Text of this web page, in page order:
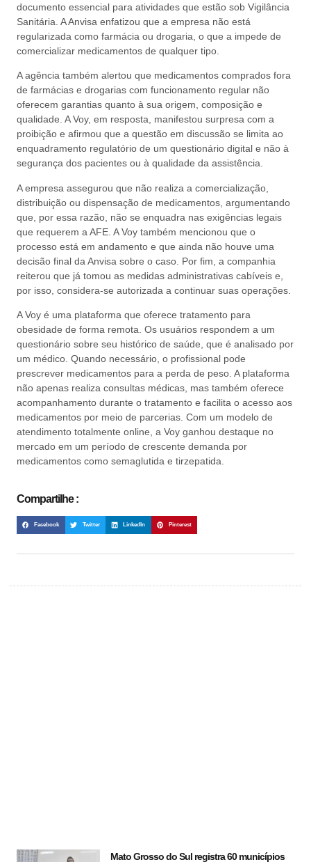
documento essencial para atividades que estão sob Vigilância
Sanitária. A Anvisa enfatizou que a empresa não está
regularizada como farmácia ou drogaria, o que a impede de
comercializar medicamentos de qualquer tipo.
A agência também alertou que medicamentos comprados fora
de farmácias e drogarias com funcionamento regular não
oferecem garantias quanto à sua origem, composição e
qualidade. A Voy, em resposta, manifestou surpresa com a
proibição e afirmou que a questão em discussão se limita ao
enquadramento regulatório de um questionário digital e não à
segurança dos pacientes ou à qualidade da assistência.
A empresa assegurou que não realiza a comercialização,
distribuição ou dispensação de medicamentos, argumentando
que, por essa razão, não se enquadra nas exigências legais
que requerem a AFE. A Voy também mencionou que o
processo está em andamento e que ainda não houve uma
decisão final da Anvisa sobre o caso. Por fim, a companhia
reiterou que já tomou as medidas administrativas cabíveis e,
por isso, considera-se autorizada a continuar suas operações.
A Voy é uma plataforma que oferece tratamento para
obesidade de forma remota. Os usuários respondem a um
questionário sobre seu histórico de saúde, que é analisado por
um médico. Quando necessário, o profissional pode
prescrever medicamentos para a perda de peso. A plataforma
não apenas realiza consultas médicas, mas também oferece
acompanhamento durante o tratamento e facilita o acesso aos
medicamentos por meio de parcerias. Com um modelo de
atendimento totalmente online, a Voy ganhou destaque no
mercado em um período de crescente demanda por
medicamentos como semaglutida e tirzepatida.
Compartilhe :
Facebook Twitter LinkedIn Pinterest
Mato Grosso do Sul registra 60 municípios